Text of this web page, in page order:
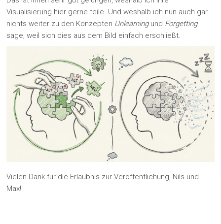
Visualisierung hier gerne teile. Und weshalb ich nun auch gar
nichts weiter zu den Konzepten Unlearningund Forgetting
sage, weil sich dies aus dem Bild einfach erschließt.
Vielen Dank für die Erlaubnis zur Veröffentlichung, Nils und
Max!